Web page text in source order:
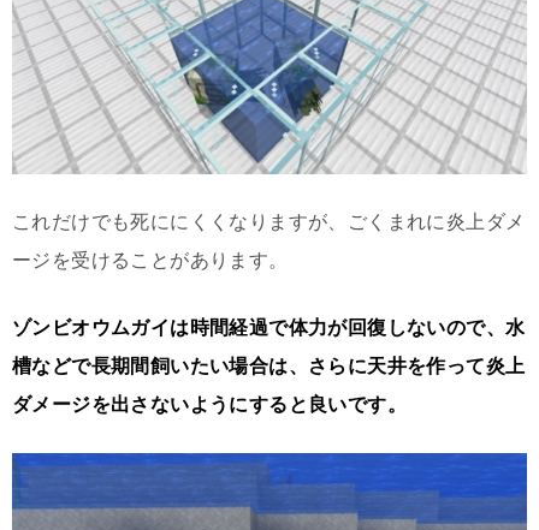
これだけでも死ににくくなりますが、ごくまれに炎上ダメ
ージを受けることがあります。
ゾンビオウムガイは時間経過で体力が回復しないので、水
槽などで長期間飼いたい場合は、さらに天井を作って炎上
ダメージを出さないようにすると良いです。